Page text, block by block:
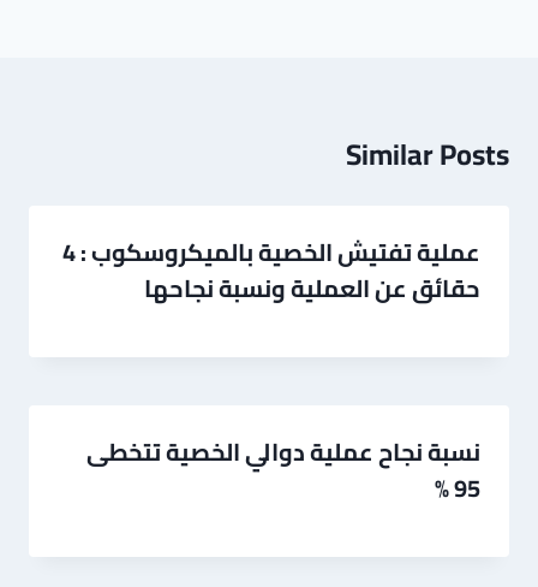
Similar Posts
عملية تفتيش الخصية بالميكروسكوب : 4
حقائق عن العملية ونسبة نجاحها
نسبة نجاح عملية دوالي الخصية تتخطى
95 %